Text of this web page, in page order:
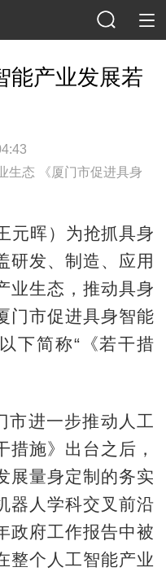
能产业发展若
生态 《厦门市促进具身
元晖）为抢抓具身
研发、制造、应用
业生态，推动具身
门市促进具身智能
下简称“《若干措
市进一步推动人工
措施》出台之后，
展量身定制的务实
器人学科交叉前沿
政府工作报告中被
整个人工智能产业